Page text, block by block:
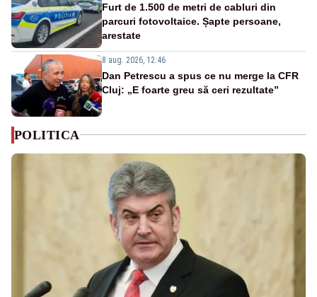
Furt de 1.500 de metri de cabluri din
parcuri fotovoltaice. Șapte persoane,
arestate
8 aug. 2026, 12:46
Dan Petrescu a spus ce nu merge la CFR
Cluj: „E foarte greu să ceri rezultate”
POLITICA